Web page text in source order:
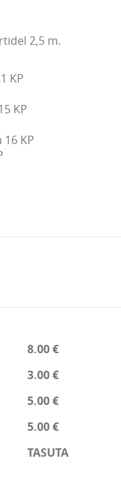
2,5 m.
KP
KP
KP
8.00 €
3.00 €
5.00 €
5.00 €
TASUTA